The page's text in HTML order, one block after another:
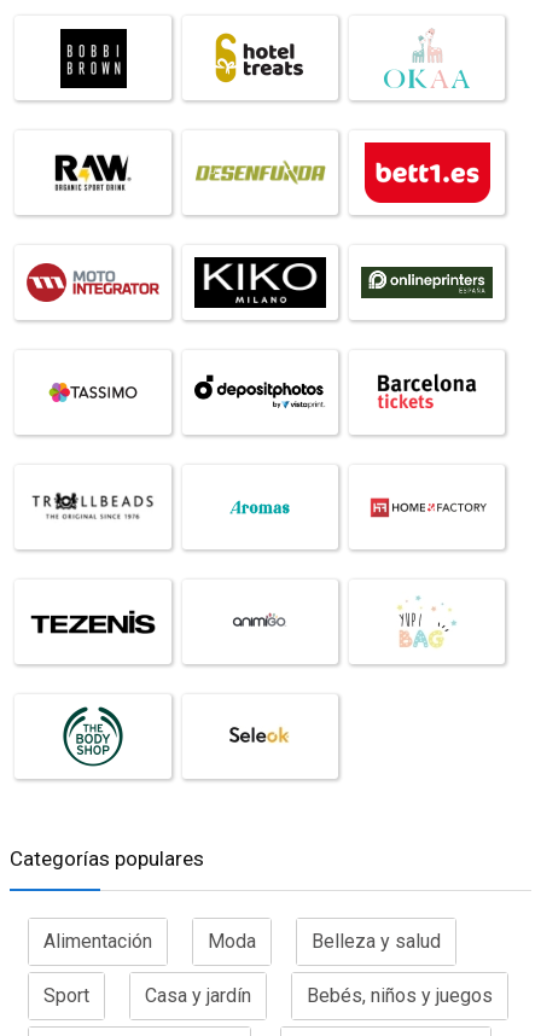
Categorías populares
Alimentación Moda Belleza y salud
Sport Casa y jardín Bebés, niños y juegos